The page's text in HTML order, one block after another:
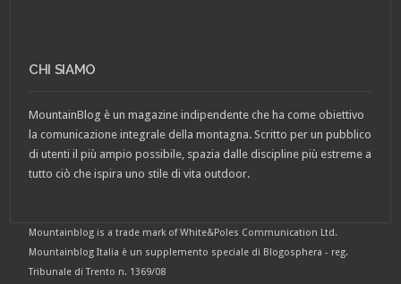
CHI SIAMO
MountainBlog è un magazine indipendente che ha come obiettivo
la comunicazione integrale della montagna. Scritto per un pubblico
di utenti il più ampio possibile, spazia dalle discipline più estreme a
tutto ciò che ispira uno stile di vita outdoor.
Mountainblog is a trade mark of White&Poles Communication Ltd.
Mountainblog Italia è un supplemento speciale di Blogosphera - reg.
Tribunale di Trento n. 1369/08